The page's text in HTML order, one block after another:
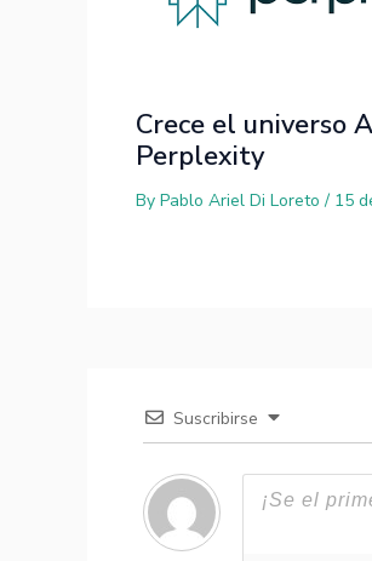
Crece el universo
Perplexity
By Pablo Ariel Di Loreto / 15
Suscribirse